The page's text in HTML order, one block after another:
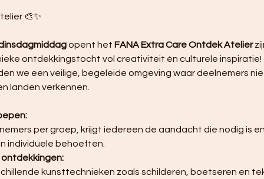
🎨✨
opent het FANA Extra Care Ontdek Atelier
ontdekkingstocht vol creativiteit én culturele inspiratie!
we een veilige, begeleide omgeving waar deelnemers
landen verkennen.
individuele behoeften.